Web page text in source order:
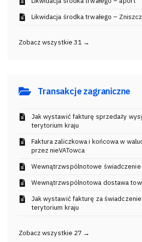
Likwidacja środka trwałego –
Zobacz wszystkie 31 →
Transakcje zagraniczne
Jak wystawić fakturę sprzedaży
terytorium kraju
Faktura zaliczkowa i końcowa w
przez nieVATowca
Wewnątrzwspólnotowe świadczenie
Wewnątrzwspólnotowa dostawa
Jak wystawić fakturę za świadczenie
terytorium kraju
Zobacz wszystkie 27 →